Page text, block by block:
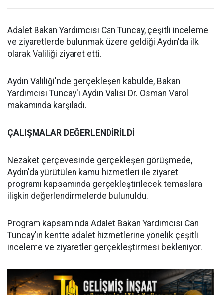
Adalet Bakan Yardımcısı Can Tuncay, çeşitli inceleme
ve ziyaretlerde bulunmak üzere geldiği Aydın'da ilk
olarak Valiliği ziyaret etti.
Aydın Valiliği'nde gerçekleşen kabulde, Bakan
Yardımcısı Tuncay'ı Aydın Valisi Dr. Osman Varol
makamında karşıladı.
ÇALIŞMALAR DEĞERLENDİRİLDİ
Nezaket çerçevesinde gerçekleşen görüşmede,
Aydın'da yürütülen kamu hizmetleri ile ziyaret
programı kapsamında gerçekleştirilecek temaslara
ilişkin değerlendirmelerde bulunuldu.
Program kapsamında Adalet Bakan Yardımcısı Can
Tuncay'ın kentte adalet hizmetlerine yönelik çeşitli
inceleme ve ziyaretler gerçekleştirmesi bekleniyor.